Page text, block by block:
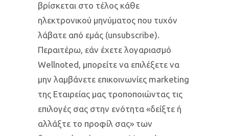
βρίσκεται στο τέλος κάθε
ηλεκτρονικού μηνύματος που τυχόν
λάβατε από εμάς (unsubscribe).
Περαιτέρω, εάν έχετε λογαριασμό
Wellnoted, μπορείτε να επιλέξετε να
μην λαμβάνετε επικοινωνίες marketing
της Εταιρείας μας τροποποιώντας τις
επιλογές σας στην ενότητα «δείξτε ή
αλλάξτε το προφίλ σας» των